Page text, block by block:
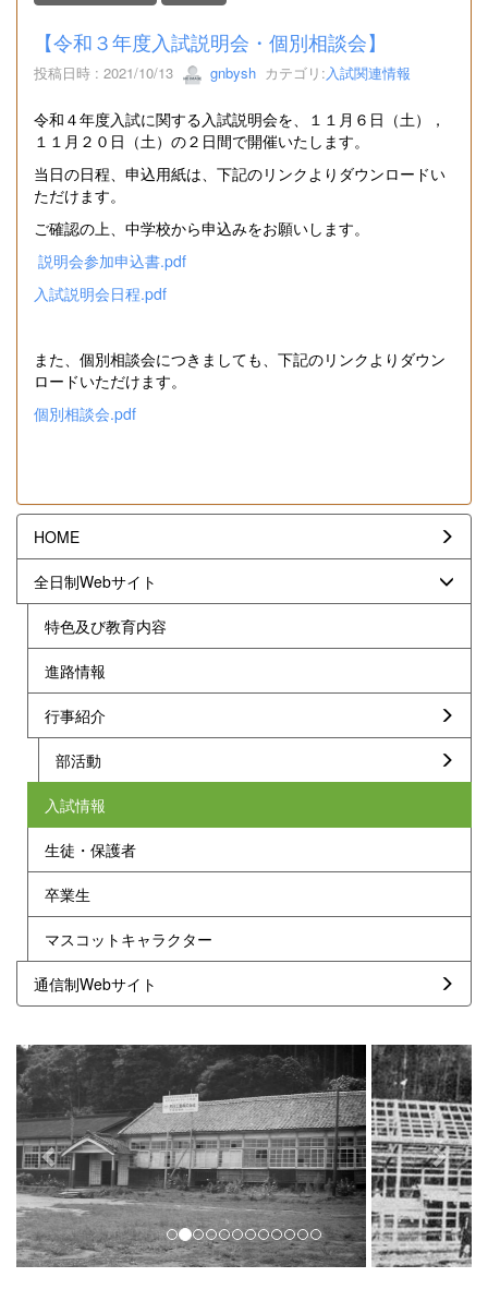
【令和３年度入試説明会・個別相談会】
投稿日時 : 2021/10/13 gnbysh カテゴリ:入試関連情報
令和４年度入試に関する入試説明会を、１１月６日（土），
１１月２０日（土）の２日間で開催いたします。
当日の日程、申込用紙は、下記のリンクよりダウンロードい
ただけます。
ご確認の上、中学校から申込みをお願いします。
説明会参加申込書.pdf
入試説明会日程.pdf
また、個別相談会につきましても、下記のリンクよりダウン
ロードいただけます。
個別相談会.pdf
HOME
全日制Webサイト
特色及び教育内容
進路情報
行事紹介
部活動
入試情報
生徒・保護者
卒業生
マスコットキャラクター
通信制Webサイト
p
r
e
v
i
o
u
s
n
e
x
t